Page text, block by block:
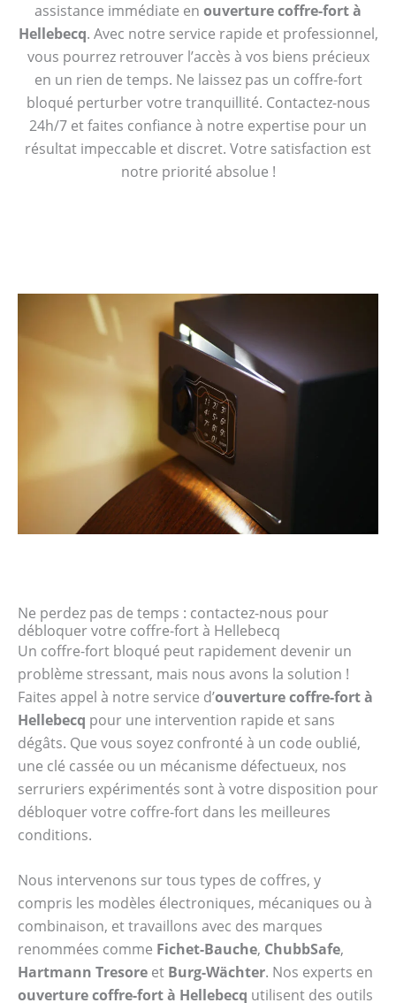
assistance immédiate en ouverture coffre-fort à
Hellebecq. Avec notre service rapide et professionnel,
vous pourrez retrouver l’accès à vos biens précieux
en un rien de temps. Ne laissez pas un coffre-fort
bloqué perturber votre tranquillité. Contactez-nous
24h/7 et faites confiance à notre expertise pour un
résultat impeccable et discret. Votre satisfaction est
notre priorité absolue !
Ne perdez pas de temps : contactez-nous pour
débloquer votre coffre-fort à Hellebecq
Un coffre-fort bloqué peut rapidement devenir un
problème stressant, mais nous avons la solution !
Faites appel à notre service d’ouverture coffre-fort à
Hellebecq pour une intervention rapide et sans
dégâts. Que vous soyez confronté à un code oublié,
une clé cassée ou un mécanisme défectueux, nos
serruriers expérimentés sont à votre disposition pour
débloquer votre coffre-fort dans les meilleures
conditions.
Nous intervenons sur tous types de coffres, y
compris les modèles électroniques, mécaniques ou à
combinaison, et travaillons avec des marques
renommées comme Fichet-Bauche, ChubbSafe,
Hartmann Tresore et Burg-Wächter. Nos experts en
ouverture coffre-fort à Hellebecq utilisent des outils